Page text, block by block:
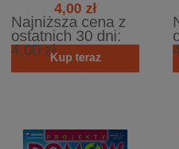
4,00 zł
Najniższa cena z
ostatnich 30 dni:
4,00 złKup teraz